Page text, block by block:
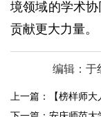
境领域的学术
贡献更大力量。
编辑：于
上一篇：
【榜样师